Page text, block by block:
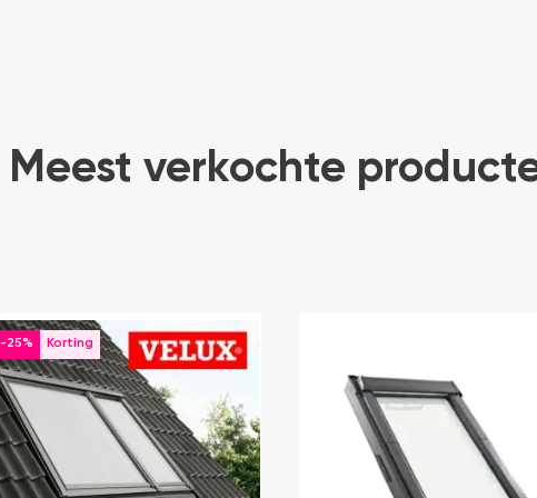
Meest verkochte
-25%